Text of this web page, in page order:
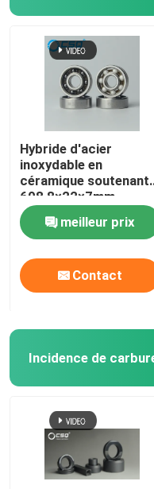
Hybride d'acier
inoxydable en
céramique soutenant
608 8×22×7mm
meilleur prix
Contact
Incidence de